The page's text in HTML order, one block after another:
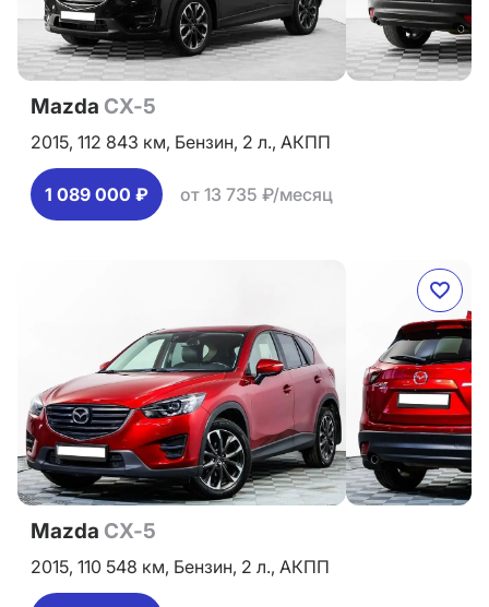
Mazda CX-5
2015, 112 843 км, Бензин, 2 л., АКПП
1 089 000 ₽ от 13 735 ₽/месяц
Mazda CX-5
2015, 110 548 км, Бензин, 2 л., АКПП